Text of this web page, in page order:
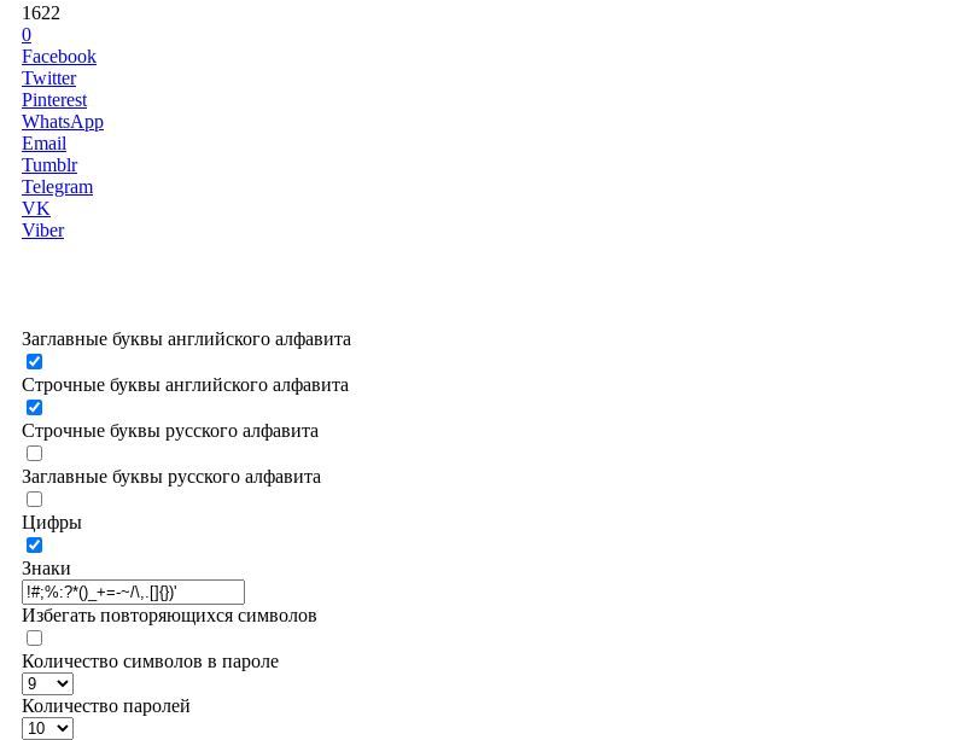
1622
0
Facebook
Twitter
Pinterest
WhatsApp
Email
Tumblr
Telegram
VK
Viber
Заглавные буквы английского алфавита
Строчные буквы английского алфавита
Строчные буквы русского алфавита
Заглавные буквы русского алфавита
Цифры
Знаки
Избегать повторяющихся символов
Количество символов в пароле
Количество паролей